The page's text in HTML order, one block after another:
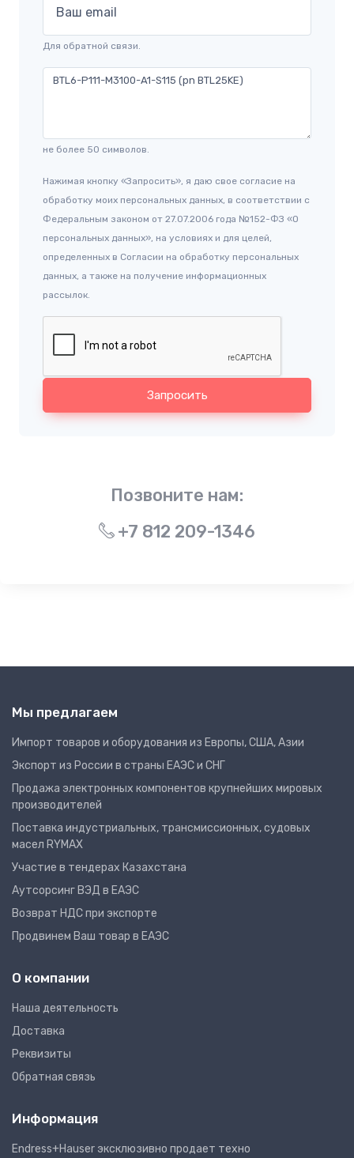
Ваш email
Для обратной связи.
не более 50 символов.
Нажимая кнопку «Запросить», я даю свое согласие на
обработку моих персональных данных, в соответствии с
Федеральным законом от 27.07.2006 года №152-ФЗ «О
персональных данных», на условиях и для целей,
определенных в Согласии на обработку персональных
данных, а также на получение информационных
рассылок.
Запросить
Позвоните нам:
+7 812 209-1346
Мы предлагаем
Импорт товаров и оборудования из Европы, США, Азии
Экспорт из России в страны ЕАЭС и СНГ
Продажа электронных компонентов крупнейших мировых
производителей
Поставка индустриальных, трансмиссионных, судовых
масел RYMAX
Участие в тендерах Казахстана
Аутсорсинг ВЭД в ЕАЭС
Возврат НДС при экспорте
Продвинем Ваш товар в ЕАЭС
О компании
Наша деятельность
Доставка
Реквизиты
Обратная связь
Информация
Endress+Hauser эксклюзивно продает техно